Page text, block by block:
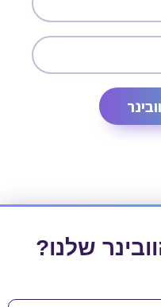
שלנו?